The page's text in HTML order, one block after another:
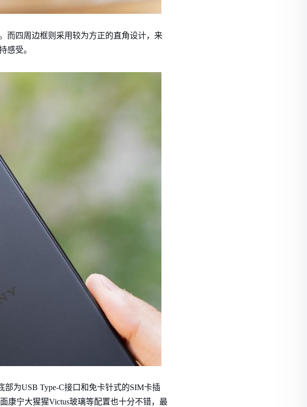
而四周边框则采用较为方正的直角设计，来
感受。
为USB Type-C接口和免卡针式的SIM卡插
康宁大猩猩Victus玻璃等配置也十分不错，最